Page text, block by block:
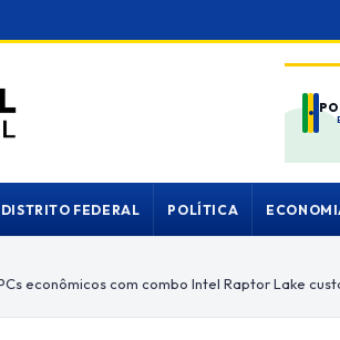
DISTRITO FEDERAL POLÍTICA